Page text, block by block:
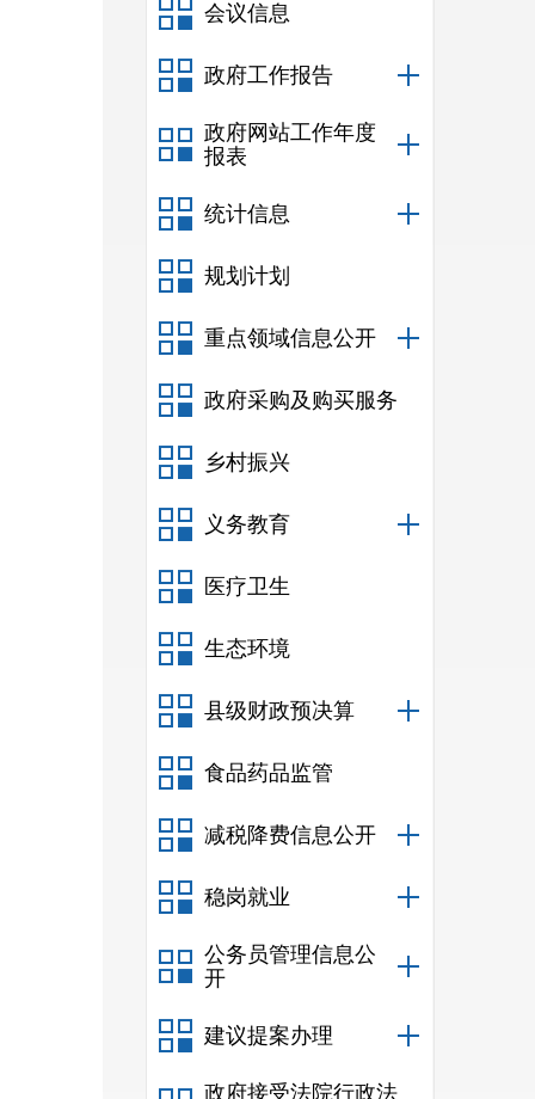
会议信息
政府工作报告
政府网站工作年度
报表
统计信息
规划计划
重点领域信息公开
政府采购及购买服务
乡村振兴
义务教育
医疗卫生
生态环境
县级财政预决算
食品药品监管
减税降费信息公开
稳岗就业
公务员管理信息公
开
建议提案办理
政府接受法院行政法